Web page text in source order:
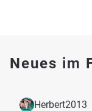
Neues im
Herbert2013